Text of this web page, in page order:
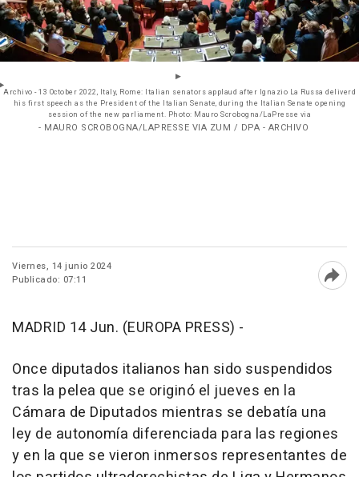
Archivo - 13 October 2022, Italy, Rome: Italian senators applaud after Ignazio La Russa deliverd
his first speech as the President of the Italian Senate, during the Italian Senate opening
session of the new parliament. Photo: Mauro Scrobogna/LaPresse via
- MAURO SCROBOGNA/LAPRESSE VIA ZUM / DPA - ARCHIVO
Viernes, 14 junio 2024
Publicado: 07:11
MADRID 14 Jun. (EUROPA PRESS) -
Once diputados italianos han sido suspendidos
tras la pelea que se originó el jueves en la
Cámara de Diputados mientras se debatía una
ley de autonomía diferenciada para las regiones
y en la que se vieron inmersos representantes de